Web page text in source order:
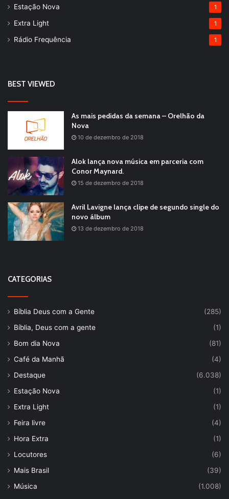
Estação Nova 1
Extra Light 1
Rádio Frequência 1
BEST VIEWED
As mais pedidas da semana – Orelhão da
Nova
10 de dezembro de 2018
Alok lança nova música em parceria com
Conor Maynard.
15 de dezembro de 2018
Avril Lavigne lança clipe de segundo single do
novo álbum
13 de dezembro de 2018
CATEGORIAS
Bíblia Deus com a Gente
(285)
Bíblia, Deus com a gente
(1)
Bom dia Nova
(81)
Café da Manhã
(4)
Destaque
(6.038)
Estação Nova
(1)
Extra Light
(1)
Feira livre
(4)
Hora Extra
(1)
Locutores
(6)
Mais Brasil
(39)
Música
(1.008)